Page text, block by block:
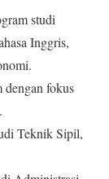
studi
Inggris,
fokus
Teknik Sipil,